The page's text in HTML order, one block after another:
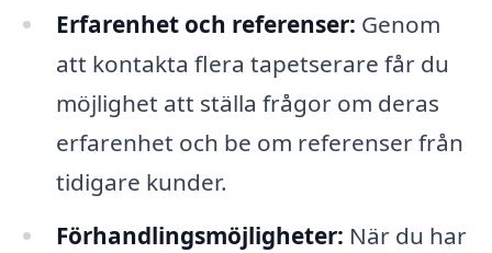
Erfarenhet och referenser: Genom
att kontakta flera tapetserare får du
möjlighet att ställa frågor om deras
erfarenhet och be om referenser från
tidigare kunder.
Förhandlingsmöjligheter: När du har